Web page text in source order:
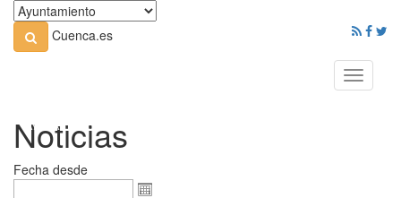
Cuenca.es
Toggle
Noticias
Fecha desde